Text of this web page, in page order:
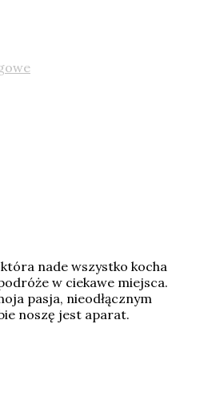
nade wszystko kocha
w ciekawe miejsca.
pasja, nieodłącznym
noszę jest aparat.